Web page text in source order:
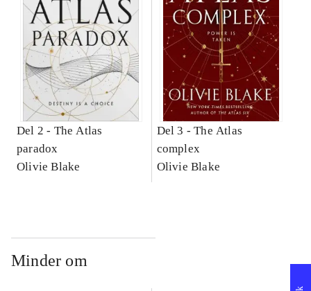
Del 2 - The Atlas
paradox
Olivie Blake
Del 3 -The Atlas
complex
Olivie Blake
Minder om